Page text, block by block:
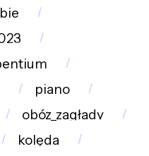
piano
obóz_zagłady
kolęda